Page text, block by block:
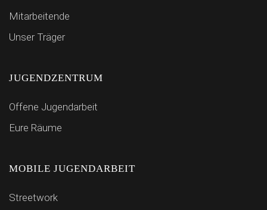
Mitarbeitende
Unser Träger
JUGENDZENTRUM
Offene Jugendarbeit
Eure Räume
MOBILE JUGENDARBEIT
Streetwork